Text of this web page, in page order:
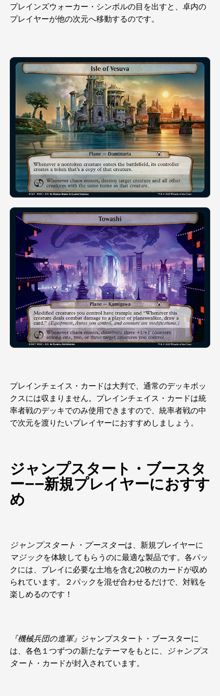
プレインズウォーカー・シンボルの目を出すと、卓内の
プレイヤーが他の次元へ移動するのです。
プレインチェイス・カードは大判で、通常のデッキボッ
クスには収まりません。プレインチェイス・カードは統
率者戦のデッキでのみ使用できますので、統率者戦の中
で次元を渡りたいプレイヤーにおすすめしましょう。
ジャンプスタート・ブースタ
ー――新規プレイヤーにおすす
め
ジャンプスタート・ブースターは、新規プレイヤーに
マジックを体験してもらうのに最適な製品です。各パッ
クには、プレイに必要な土地を含む20枚のカードが収め
られています。２パックを混ぜ合わせるだけで、対戦を
楽しめるのです！
『機械兵団の進軍』 ジャンプスタート・ブースターに
は、各色１つずつの新たなテーマをもとに、
ジャンプス
タート ・カードが封入されています。